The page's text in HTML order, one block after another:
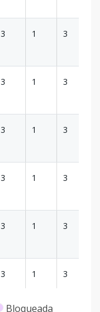
3 1 3
3 1 3
3 1 3
3 1 3
3 1 3
3 1 3
Bloqueada